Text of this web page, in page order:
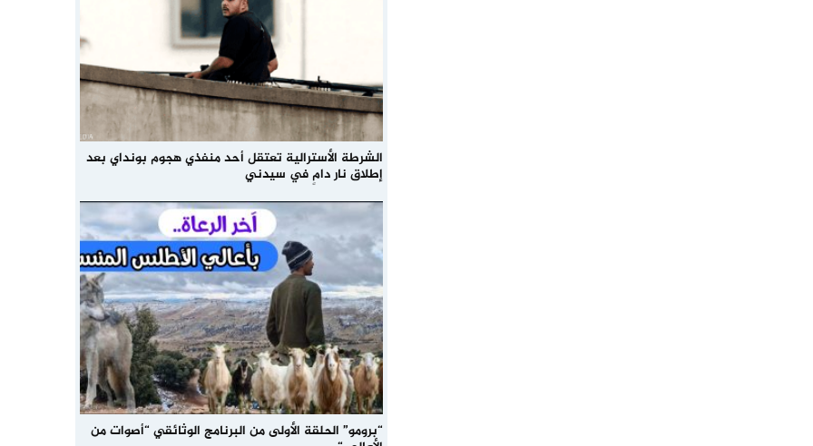
الشرطة الأسترالية تعتقل أحد منفذي هجوم بونداي بعد
إطلاق نار دامٍ في سيدني
“برومو” الحلقة الأولى من البرنامج الوثائقي “أصوات من